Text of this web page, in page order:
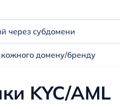
через субдомени
кожного домену/бренду
KYC/AML